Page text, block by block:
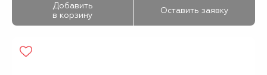
Добавить
в корзину
Оставить заявку